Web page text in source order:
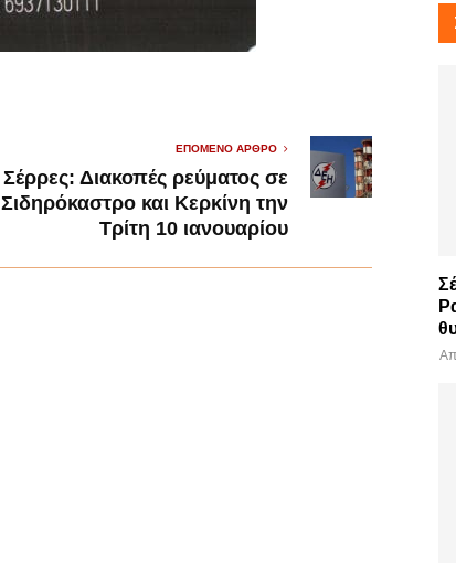
ΕΠΌΜΕΝΟ ΆΡΘΡΟ
Σέρρες: Διακοπές ρεύματος σε
Σιδηρόκαστρο και Κερκίνη την
Τρίτη 10 ιανουαρίου